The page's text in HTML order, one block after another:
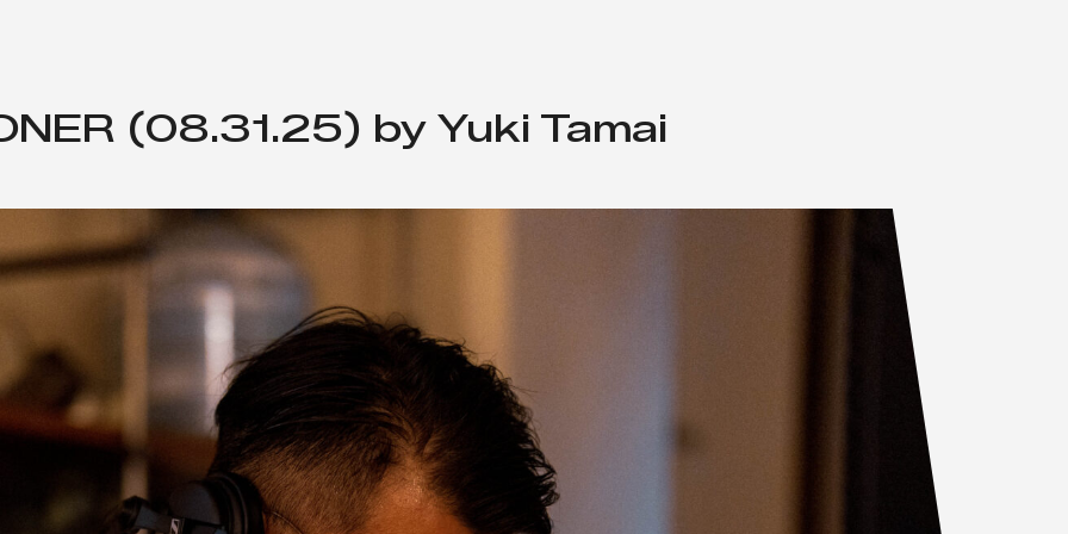
(08.31.25) by Yuki Tamai